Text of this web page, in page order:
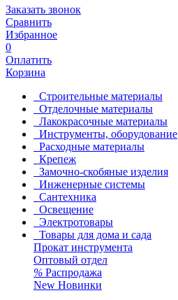
Заказать звонок
Сравнить
Избранное
0
Оплатить
Корзина
Строительные материалы
Отделочные материалы
Лакокрасочные материалы
Инструменты, оборудование
Расходные материалы
Крепеж
Замочно-скобяные изделия
Инженерные системы
Сантехника
Освещение
Электротовары
Товары для дома и сада
Прокат инструмента
Оптовый отдел
% Распродажа
New Новинки